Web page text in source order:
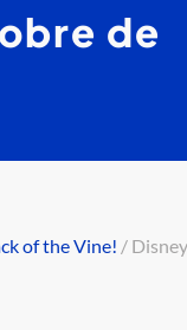
de
of the Vine! /